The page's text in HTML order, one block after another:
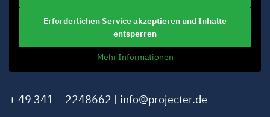
Erforderlichen Service akzeptieren und Inhalte
entsperren
Mehr Informationen
+ 49 341 – 2248662 | info@projecter.de